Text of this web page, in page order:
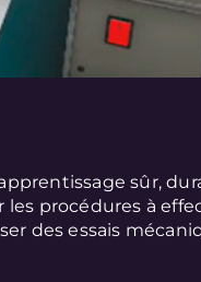
sûr,
procédures à
des essais